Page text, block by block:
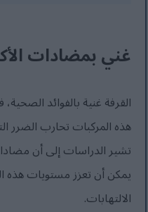
غني بمضادات
القرفة غنية بالفوائد
هذه المركبات تحارب الضرر
تشير الدراسات إلى أن
يمكن أن تعزز مستويات
الالتهابات.